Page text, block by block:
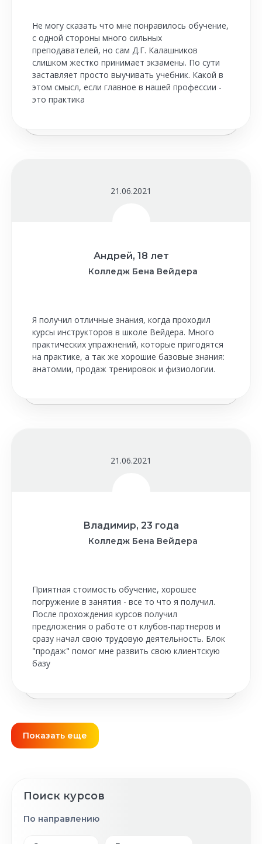
Не могу сказать что мне понравилось обучение,
с одной стороны много сильных
преподавателей, но сам Д.Г. Калашников
слишком жестко принимает экзамены. По сути
заставляет просто выучивать учебник. Какой в
этом смысл, если главное в нашей профессии -
это практика
21.06.2021
Андрей, 18 лет
Колледж Бена Вейдера
Я получил отличные знания, когда проходил
курсы инструкторов в школе Вейдера. Много
практических упражнений, которые пригодятся
на практике, а так же хорошие базовые знания:
анатомии, продаж тренировок и физиологии.
21.06.2021
Владимир, 23 года
Колледж Бена Вейдера
Приятная стоимость обучение, хорошее
погружение в занятия - все то что я получил.
После прохождения курсов получил
предложения о работе от клубов-партнеров и
сразу начал свою трудовую деятельность. Блок
"продаж" помог мне развить свою клиентскую
базу
Показать еще
Поиск курсов
По направлению